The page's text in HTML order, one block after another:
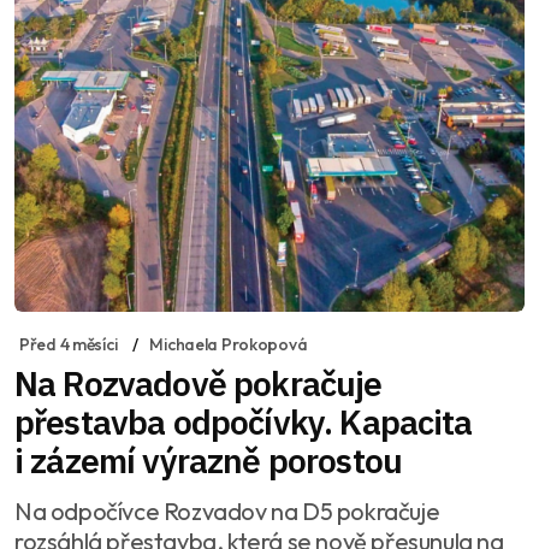
Před 4 měsíci Michaela Prokopová
Na Rozvadově pokračuje
přestavba odpočívky. Kapacita
i zázemí výrazně porostou
Na odpočívce Rozvadov na D5 pokračuje
rozsáhlá přestavba, která se nově přesunula na